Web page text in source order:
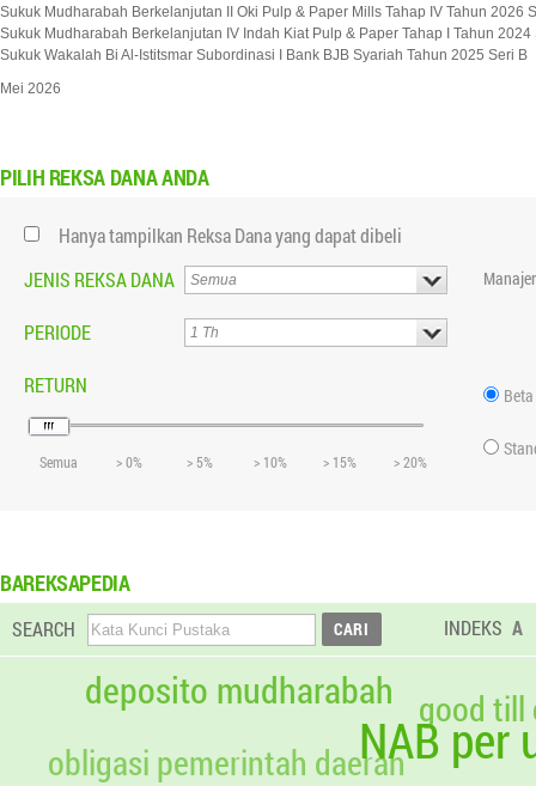
Sukuk Mudharabah Berkelanjutan II Oki Pulp & Paper Mills Tahap IV Tahun 2026
Sukuk Mudharabah Berkelanjutan IV Indah Kiat Pulp & Paper Tahap I Tahun 2024
Sukuk Wakalah Bi Al-Istitsmar Subordinasi I Bank BJB Syariah Tahun 2025 Seri B
Mei 2026
PILIH REKSA DANA ANDA
Hanya tampilkan Reksa Dana yang dapat dibeli
JENIS REKSA DANA
PERIODE
RETURN
Semua > 0% > 5% > 10% > 15% > 20%
Beta
BAREKSAPEDIA
SEARCH INDEKS A
NAB per
deposito mudharabah
obligasi pemerintah daerah
good till